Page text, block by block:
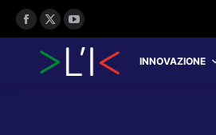
Facebook
page
opens
X
page
opens
YouTube
page
opens
INNOVAZIONE